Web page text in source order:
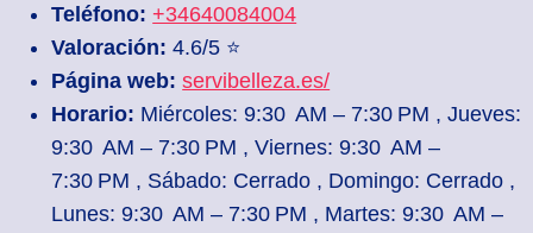
Teléfono: +34640084004
Valoración: 4.6/5 ⭐
Página web: servibelleza.es/
Horario: Miércoles: 9:30 AM – 7:30 PM , Jueves:
9:30 AM – 7:30 PM , Viernes: 9:30 AM –
7:30 PM , Sábado: Cerrado , Domingo: Cerrado ,
Lunes: 9:30 AM – 7:30 PM , Martes: 9:30 AM –